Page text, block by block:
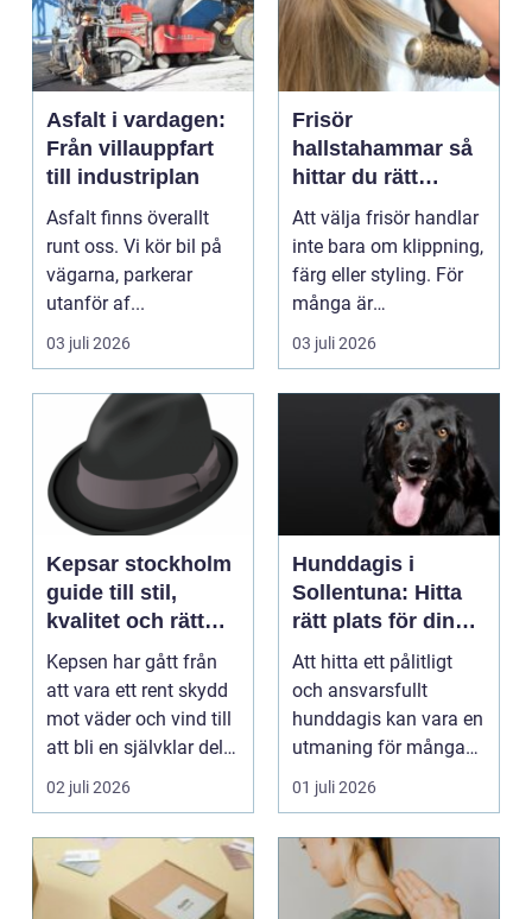
Asfalt i vardagen:
Från villauppfart
till industriplan
Asfalt finns överallt
runt oss. Vi kör bil på
vägarna, parkerar
utanför af...
03 juli 2026
Frisör
hallstahammar så
hittar du rätt
salong för stil,
kvalitet och
omtanke
Att välja frisör handlar
inte bara om klippning,
färg eller styling. För
många är
frisörbesöket lika...
03 juli 2026
Kepsar stockholm
guide till stil,
kvalitet och rätt
passform
Kepsen har gått från
att vara ett rent skydd
mot väder och vind till
att bli en självklar del
av var...
02 juli 2026
Hunddagis i
Sollentuna: Hitta
rätt plats för din
hund
Att hitta ett pålitligt
och ansvarsfullt
hunddagis kan vara en
utmaning för många
h...
01 juli 2026